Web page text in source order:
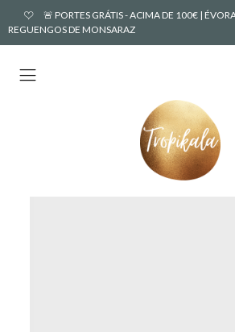
🚨 PORTES GRÁTIS - ACIMA DE 100€ |
REGUENGOS DE MONSARAZ